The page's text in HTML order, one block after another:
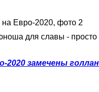
для славы -
2020 замечены